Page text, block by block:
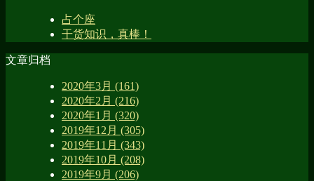
占个座
干货知识，真棒！
文章归档
2020年3月 (161)
2020年2月 (216)
2020年1月 (320)
2019年12月 (305)
2019年11月 (343)
2019年10月 (208)
2019年9月 (206)